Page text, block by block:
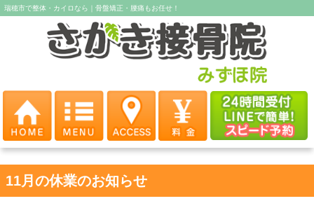
瑞穂市で整体・カイロなら｜骨盤矯正・腰痛もお任せ！
11月の休業のお知らせ